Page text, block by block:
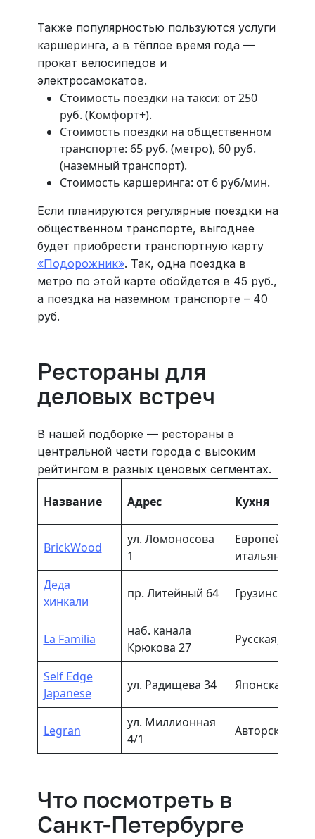
Также популярностью пользуются услуги
каршеринга, а в тёплое время года —
прокат велосипедов и
электросамокатов.
Стоимость поездки на такси: от 250
руб. (Комфорт+).
Стоимость поездки на общественном
транспорте: 65 руб. (метро), 60 руб.
(наземный транспорт).
Стоимость каршеринга: от 6 руб/мин.
Если планируются регулярные поездки на
общественном транспорте, выгоднее
будет приобрести транспортную карту
«Подорожник». Так, одна поездка в
метро по этой карте обойдется в 45 руб.,
а поездка на наземном транспорте – 40
руб.
Рестораны для
деловых встреч
В нашей подборке — рестораны в
центральной части города с высоким
рейтингом в разных ценовых сегментах.
Название Адрес Кухня
BrickWood
ул. Ломоносова
1
Европейская,
итальянская
Деда
хинкали
пр. Литейный 64 Грузинская,
La Familia
наб. канала
Крюкова 27
Русская,
Self Edge
Japanese
ул. Радищева 34 Японская,
Legran
ул. Миллионная
4/1
Авторская,
Что посмотреть в
Санкт-Петербурге